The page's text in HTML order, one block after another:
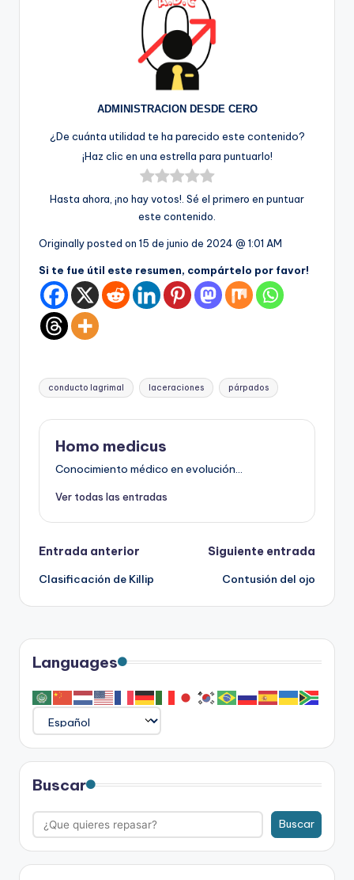
ADMINISTRACION DESDE CERO
¿De cuánta utilidad te ha parecido este contenido?
¡Haz clic en una estrella para puntuarlo!
Hasta ahora, ¡no hay votos!. Sé el primero en puntuar
este contenido.
Originally posted on 15 de junio de 2024 @ 1:01 AM
Si te fue útil este resumen, compártelo por favor!
Etiquetas:
conducto lagrimal laceraciones párpados
Homo medicus
Conocimiento médico en evolución...
Ver todas las entradas
Navegación
de
Entrada anterior
Clasificación de Killip
Siguiente entrada
Contusión del ojo
Languages
Buscar
Buscar